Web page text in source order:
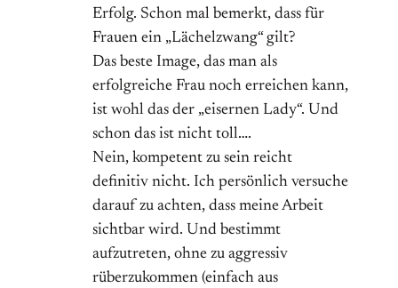
Erfolg. Schon mal bemerkt, dass für
Frauen ein „Lächelzwang“ gilt?
Das beste Image, das man als
erfolgreiche Frau noch erreichen kann,
ist wohl das der „eisernen Lady“. Und
schon das ist nicht toll….
Nein, kompetent zu sein reicht
definitiv nicht. Ich persönlich versuche
darauf zu achten, dass meine Arbeit
sichtbar wird. Und bestimmt
aufzutreten, ohne zu aggressiv
rüberzukommen (einfach aus